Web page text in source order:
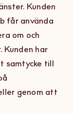
Kunden
får använda
om och
har
samtycke till
genom att